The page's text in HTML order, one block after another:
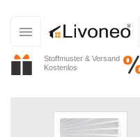
Stoffmuster & Versand
Kostenlos